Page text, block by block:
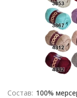
Состав: 100%